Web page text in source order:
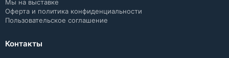
Мы на выставке
Оферта и политика конфиденциальности
Пользовательское соглашение
Контакты